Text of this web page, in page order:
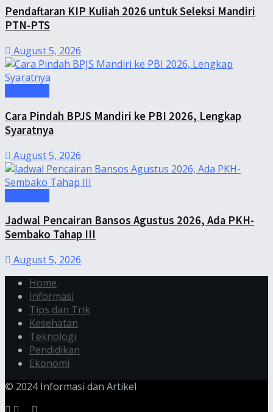
Pendaftaran KIP Kuliah 2026 untuk Seleksi Mandiri
PTN-PTS
August 5, 2026
Cara Pindah BPJS Mandiri ke PBI 2026, Lengkap
Syaratnya
August 5, 2026
Jadwal Pencairan Bansos Agustus 2026, Ada PKH-
Sembako Tahap III
August 5, 2026
Home
Informasi
Tips dan Trik
Kesehatan
Teknologi
Pendidikan
Ekonomi
© 2024 Informasi dan Artikel